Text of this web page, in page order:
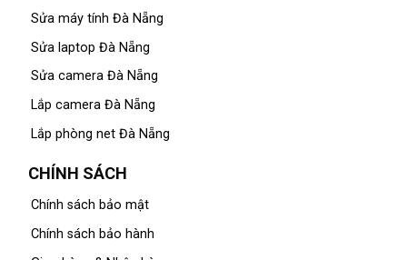
Sửa máy tính Đà Nẵng
Sửa laptop Đà Nẵng
Sửa camera Đà Nẵng
Lắp camera Đà Nẵng
Lắp phòng net Đà Nẵng
CHÍNH SÁCH
Chính sách bảo mật
Chính sách bảo hành